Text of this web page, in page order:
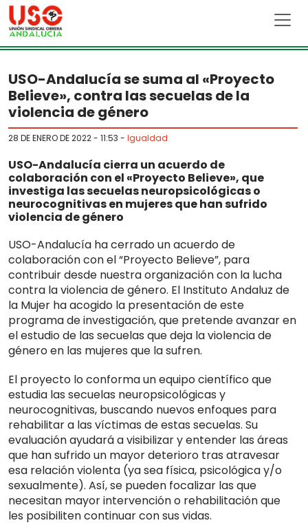
Skip to main content
USO-Andalucía se suma al «Proyecto
Believe», contra las secuelas de la
violencia de género
28 DE ENERO DE 2022 - 11:53 - Igualdad
USO-Andalucía cierra un acuerdo de
colaboración con el «Proyecto Believe», que
investiga las secuelas neuropsicológicas o
neurocognitivas en mujeres que han sufrido
violencia de género
USO-Andalucía ha cerrado un acuerdo de
colaboración con el “Proyecto Believe”, para
contribuir desde nuestra organización con la lucha
contra la violencia de género. El Instituto Andaluz de
la Mujer ha acogido la presentación de este
programa de investigación, que pretende avanzar en
el estudio de las secuelas que deja la violencia de
género en las mujeres que la sufren.
El proyecto lo conforma un equipo científico que
estudia las secuelas neuropsicológicas y
neurocognitivas, buscando nuevos enfoques para
rehabilitar a las víctimas de estas secuelas. Su
evaluación ayudará a visibilizar y entender las áreas
que han sufrido un mayor deterioro tras atravesar
esa relación violenta (ya sea física, psicológica y/o
sexualmente). Así, se pueden focalizar las que
necesitan mayor intervención o rehabilitación que
les posibiliten continuar con sus vidas.